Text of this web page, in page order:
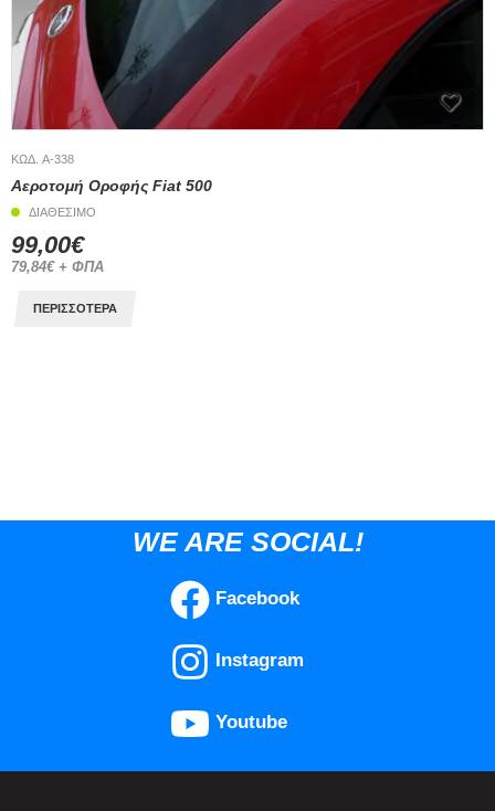
ΚΩΔ. A-338
Αεροτομή Οροφής Fiat 500
ΔΙΑΘΕΣΙΜΟ
99,00€
79,84€ + ΦΠΑ
ΠΕΡΙΣΣΟΤΕΡΑ
WE ARE SOCIAL!
Facebook
Instagram
Youtube